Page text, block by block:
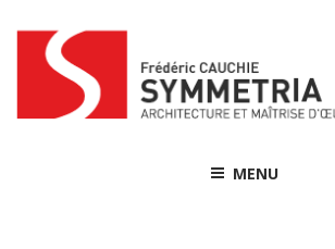
content
MENU